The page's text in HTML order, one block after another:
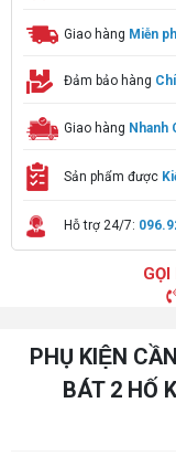
Giao hàng Miễn
Đảm bảo hàng
Giao hàng Nhanh
Sản phẩm được
Hỗ trợ 24/7:
PHỤ KIỆN
BÁT 2 HỐ